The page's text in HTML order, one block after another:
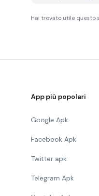
Hai trovato utile questo
App più popolari
Google Apk
Facebook Apk
Twitter apk
Telegram Apk